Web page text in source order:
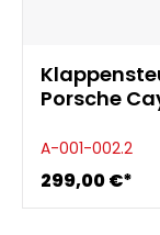
Porsche
A-001-002.2
299,00 €*